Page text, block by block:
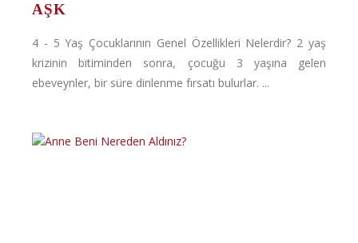
AŞK
4 - 5 Yaş Çocuklarının Genel Özellikleri Nelerdir? 2 yaş
krizinin bitiminden sonra, çocuğu 3 yaşına gelen
ebeveynler, bir süre dinlenme fırsatı bulurlar. ...